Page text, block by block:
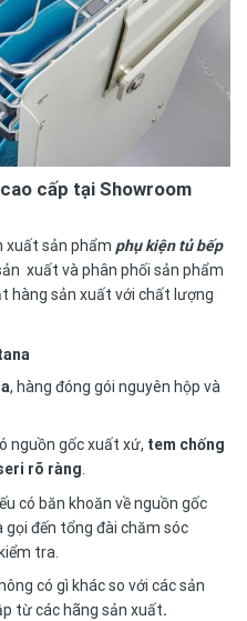
cấp tại Showroom
xuất sản phẩm phụ kiện tủ bếp
xuất và phân phối sản phẩm
hàng sản xuất với chất lượng
, hàng đóng gói nguyên hộp và
nguồn gốc xuất xứ, tem chống
rõ ràng.
có băn khoăn về nguồn gốc
đến tổng đài chăm sóc
tra.
có gì khác so với các sản
từ các hãng sản xuất.